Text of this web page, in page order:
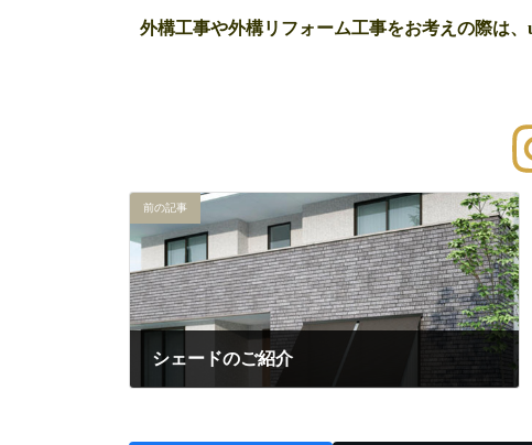
外構工事や外構リフォーム工事をお考えの際は、
前の記事
シェードのご紹介